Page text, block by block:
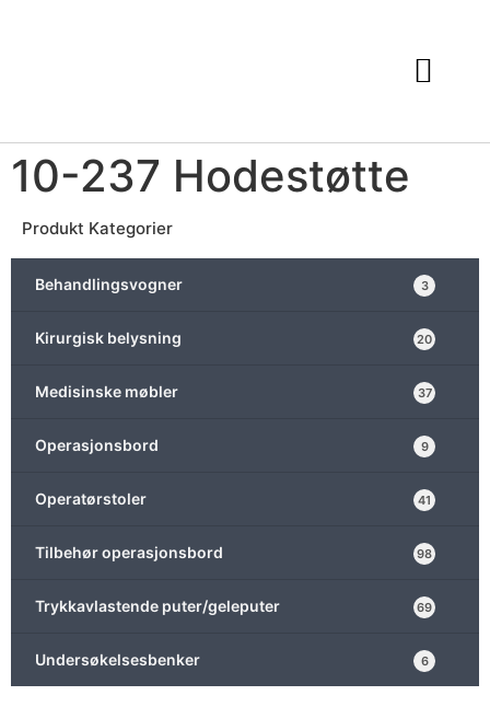
10-237 Hodestøtte
Produkt Kategorier
Behandlingsvogner 3
Kirurgisk belysning 20
Medisinske møbler 37
Operasjonsbord 9
Operatørstoler 41
Tilbehør operasjonsbord 98
Trykkavlastende puter/geleputer 69
Undersøkelsesbenker 6